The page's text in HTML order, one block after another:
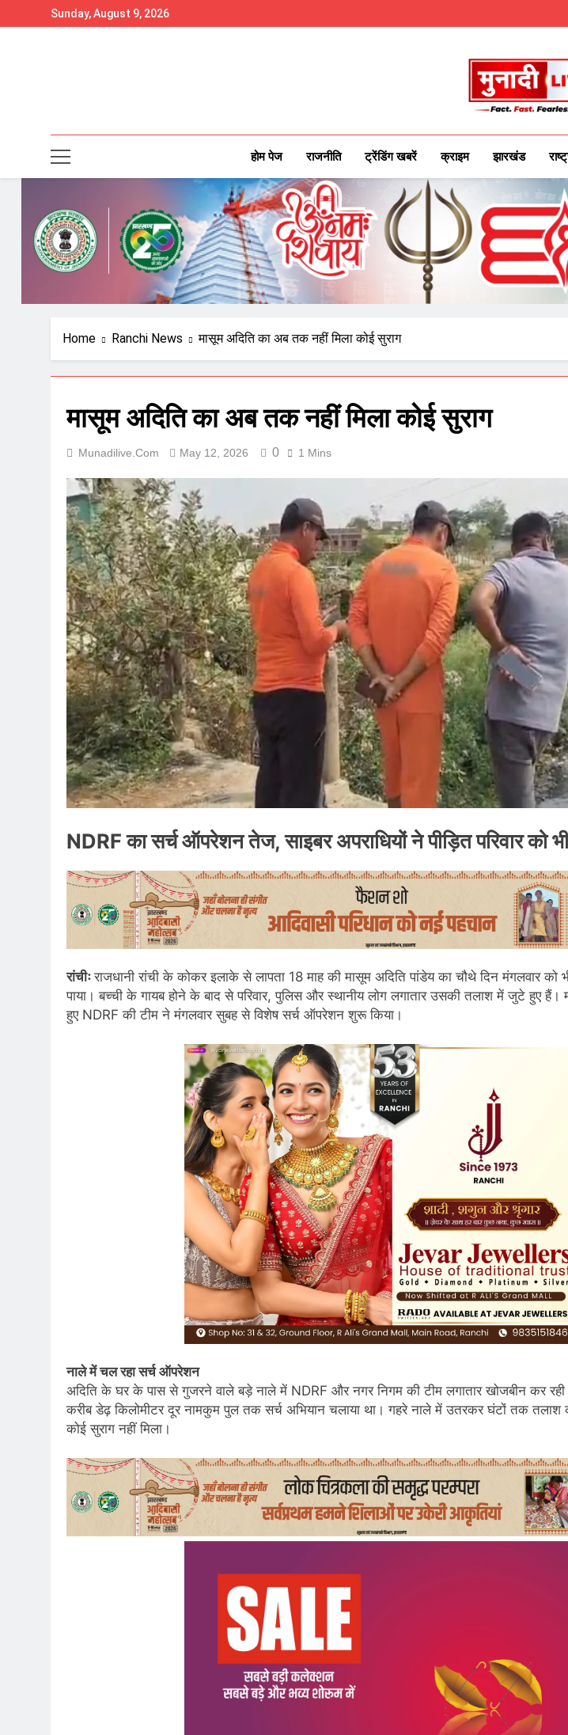
to
Sunday, August 9, 2026
Munadi Live –
होम पेज राजनीति ट्रेंडिंग खबरें क्राइम झारखंड
Home Ranchi News मासूम अदिति का अब तक नहीं मिला कोई सुराग
मासूम अदिति का अब तक नहीं मिला कोई सुराग
Munadilive.com May 12, 2026 0 1 Mins
NDRF का सर्च ऑपरेशन तेज, साइबर अपराधियों ने पीड़ित परिवार को
रांचीःराजधानी रांची के कोकर इलाके से लापता 18 माह की मासूम अदिति पांडेय का चौथे दिन मंगलवार को
पाया। बच्ची के गायब होने के बाद से परिवार, पुलिस और स्थानीय लोग लगातार उसकी तलाश में जुटे हुए हैं।
हुए NDRF की टीम ने मंगलवार सुबह से विशेष सर्च ऑपरेशन शुरू किया।
नाले में चल रहा सर्च ऑपरेशन
अदिति के घर के पास से गुजरने वाले बड़े नाले में NDRF और नगर निगम की टीम लगातार खोजबीन कर रही
करीब डेढ़ किलोमीटर दूर नामकुम पुल तक सर्च अभियान चलाया था। गहरे नाले में उतरकर घंटों तक तलाश
कोई सुराग नहीं मिला।